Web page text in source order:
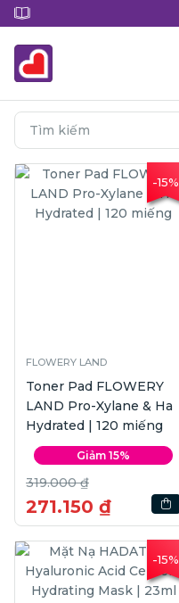
-15%
FLOWERY LAND
Toner Pad FLOWERY
LAND Pro-Xylane & Ha
Hydrated | 120 miếng
Giảm 15%
319.000 ₫
271.150 ₫
-15%